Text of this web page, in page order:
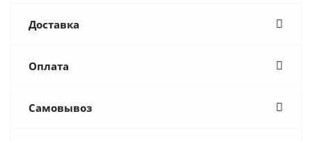
Доставка
Оплата
Самовывоз